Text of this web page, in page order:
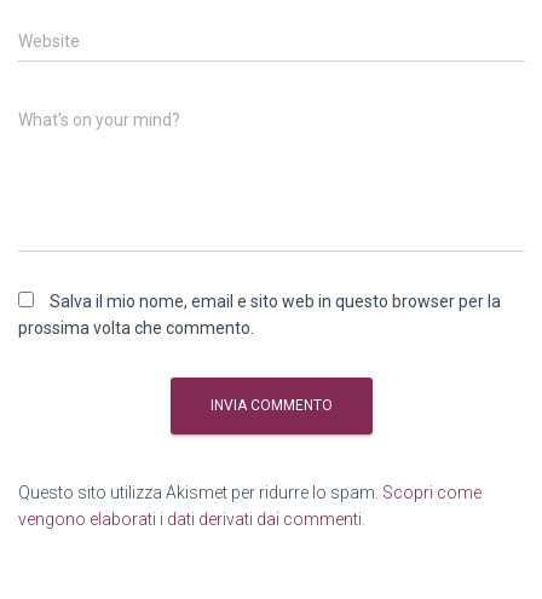
Website
What's on your mind?
Salva il mio nome, email e sito web in questo browser per la
prossima volta che commento.
Questo sito utilizza Akismet per ridurre lo spam. Scopri come
vengono elaborati i dati derivati dai commenti